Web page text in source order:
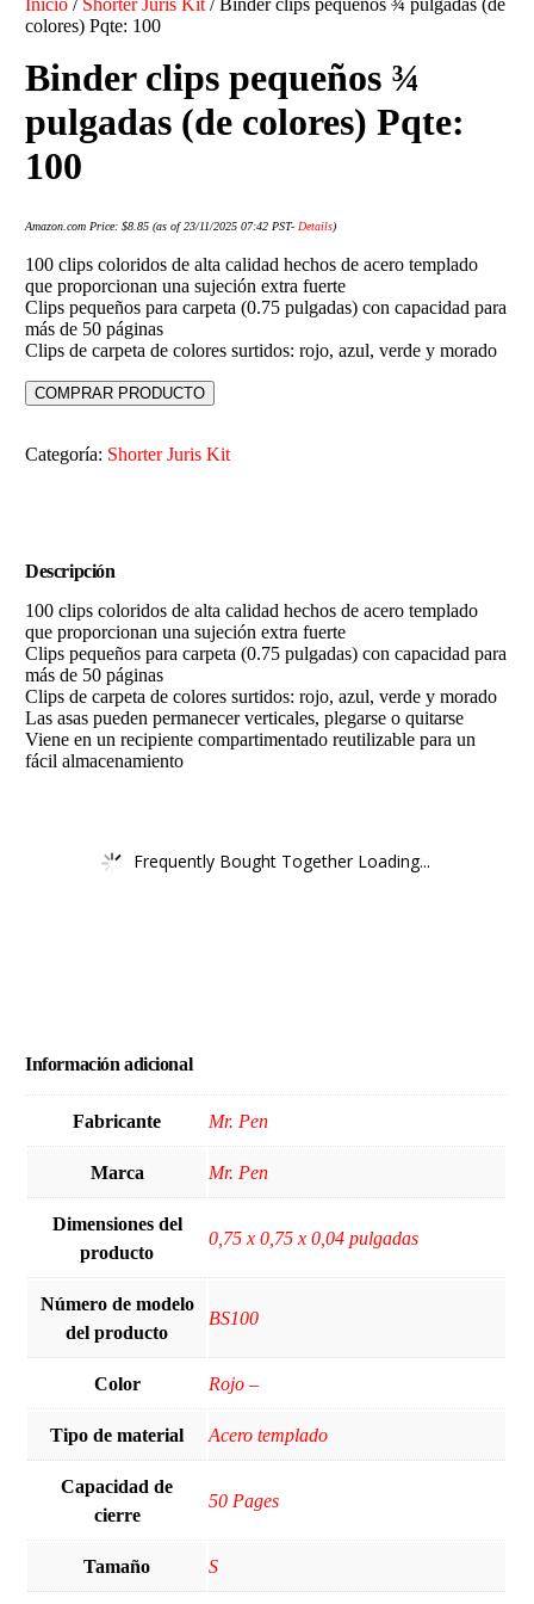
Inicio / Shorter Juris Kit / Binder clips pequeños ¾ pulgadas (de
colores) Pqte: 100
Binder clips pequeños ¾
pulgadas (de colores) Pqte:
100
Amazon.com Price:$8.85 (as of 23/11/2025 07:42 PST-Details)
100 clips coloridos de alta calidad hechos de acero templado
que proporcionan una sujeción extra fuerte
Clips pequeños para carpeta (0.75 pulgadas) con capacidad para
más de 50 páginas
Clips de carpeta de colores surtidos: rojo, azul, verde y morado
COMPRAR PRODUCTO
Categoría: Shorter Juris Kit
Descripción
100 clips coloridos de alta calidad hechos de acero templado
que proporcionan una sujeción extra fuerte
Clips pequeños para carpeta (0.75 pulgadas) con capacidad para
más de 50 páginas
Clips de carpeta de colores surtidos: rojo, azul, verde y morado
Las asas pueden permanecer verticales, plegarse o quitarse
Viene en un recipiente compartimentado reutilizable para un
fácil almacenamiento
Frequently Bought Together Loading...
Información adicional
Fabricante ‎Mr. Pen
Marca ‎Mr. Pen
Dimensiones del
producto
‎0,75 x 0,75 x 0,04 pulgadas
Número de modelo
del producto
‎BS100
Color Rojo –
Tipo de material ‎Acero templado
Capacidad de
cierre
‎50 Pages
Tamaño ‎S